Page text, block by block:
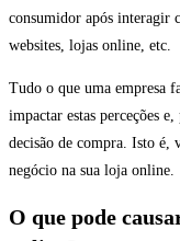
consumidor após interagir
websites, lojas online, etc.
Tudo o que uma empresa
impactar estas perceções
decisão de compra. Isto é,
negócio na sua loja online.
O que pode